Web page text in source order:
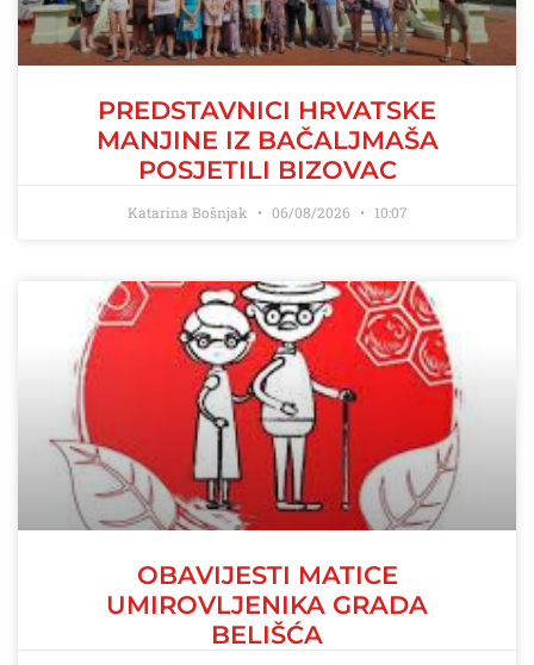
PREDSTAVNICI HRVATSKE
MANJINE IZ BAČALJMAŠA
POSJETILI BIZOVAC
Katarina Bošnjak 06/08/2026 10:07
OBAVIJESTI MATICE
UMIROVLJENIKA GRADA
BELIŠĆA